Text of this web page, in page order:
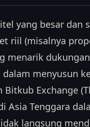
yang besar dan
riil (misalnya
menarik
menyusun
Exchange
Asia Tenggara
langsung